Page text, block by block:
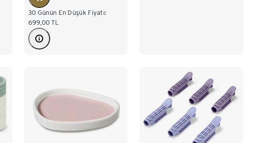
30 Günün En Düşük Fiyatı:
699,00 TL